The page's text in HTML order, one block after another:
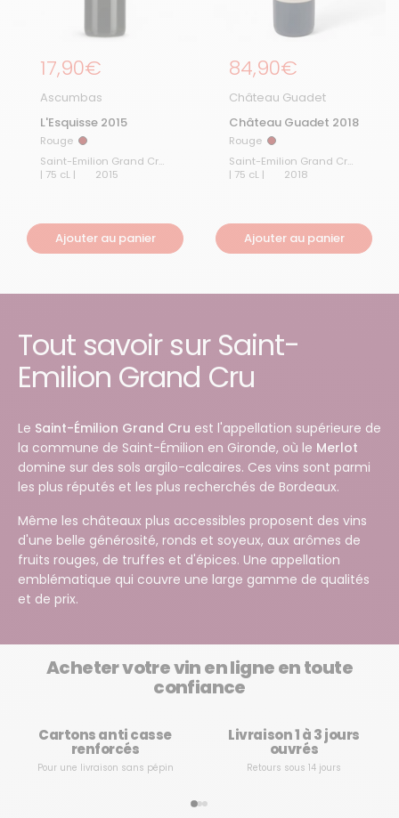
Prix régulier
17,90€
Ascumbas
L'Esquisse 2015
Rouge Rouge
Saint-Emilion Grand Cru
| 75 cL |
2015
Ajouter au panier
Prix régulier
84,90€
Château Guadet
Château Guadet 2018
Rouge Rouge
Saint-Emilion Grand Cru
| 75 cL |
2018
Ajouter au panier
Tout savoir sur Saint-
Emilion Grand Cru
Le Saint-Émilion Grand Cru est l'appellation supérieure de
la commune de Saint-Émilion en Gironde, où le Merlot
domine sur des sols argilo-calcaires. Ces vins sont parmi
les plus réputés et les plus recherchés de Bordeaux.
Même les châteaux plus accessibles proposent des vins
d'une belle générosité, ronds et soyeux, aux arômes de
fruits rouges, de truffes et d'épices. Une appellation
emblématique qui couvre une large gamme de qualités
et de prix.
Acheter votre vin en ligne en toute
confiance
Cartons anti casse
renforcés
Pour une livraison sans pépin
Livraison 1 à 3 jours
ouvrés
Retours sous 14 jours